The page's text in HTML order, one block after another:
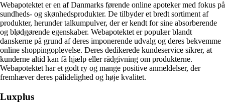
Webapotektet er en af Danmarks førende online apoteker med fokus på
sundheds- og skønhedsprodukter. De tilbyder et bredt sortiment af
produkter, herunder talkumpulver, der er kendt for sine absorberende
og blødgørende egenskaber. Webapotektet er populær blandt
danskerne på grund af deres imponerende udvalg og deres bekvemme
online shoppingoplevelse. Deres dedikerede kundeservice sikrer, at
kunderne altid kan få hjælp eller rådgivning om produkterne.
Webapotektet har et godt ry og mange positive anmeldelser, der
fremhæver deres pålidelighed og høje kvalitet.
Luxplus